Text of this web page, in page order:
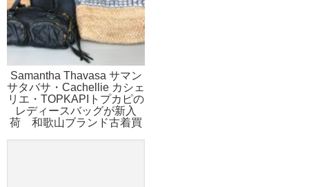
Samantha Thavasa サマン
サタバサ・Cachellie カシェ
リエ・TOPKAPIトプカピの
レディースバッグが新入
荷 和歌山ブランド古着買